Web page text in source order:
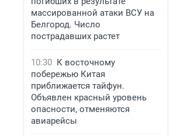
массированной атаки ВСУ на
Белгород. Число
пострадавших растет
10:30 К восточному
побережью Китая
приближается тайфун.
Объявлен красный уровень
опасности, отменяются
авиарейсы